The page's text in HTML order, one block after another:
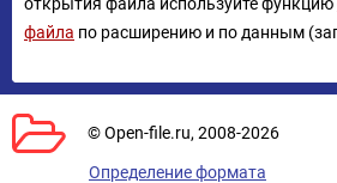
файла по расширению и по данным
© Open-file.ru, 2008-2026
Определение формата